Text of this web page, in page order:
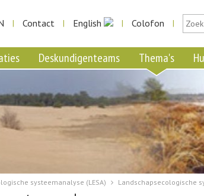
| Contact | English | Colofon |
Deskundigenteams Thema's
systeemanalyse (LESA) Landschapsecologische